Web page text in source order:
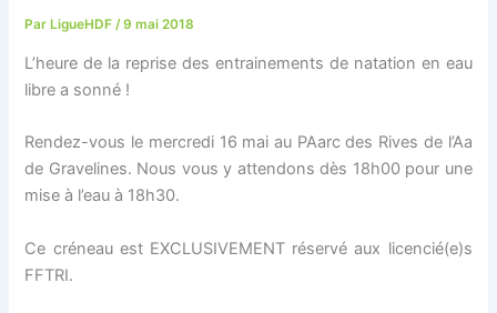
ParLigueHDF /9 mai 2018
L’heure de la reprise des entrainements de natation en eau
libre a sonné !
Rendez-vous le mercredi 16 mai au PAarc des Rives de l’Aa
de Gravelines. Nous vous y attendons dès 18h00 pour une
mise à l’eau à 18h30.
Ce créneau est EXCLUSIVEMENT réservé aux licencié(e)s
FFTRI.